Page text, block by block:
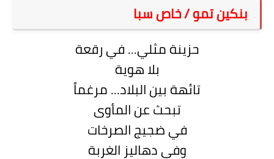
أعداد جريدة سبا
بنكين تمو / خاص سبا
حزينة مثلي... في رقعة
بلا هوية
تائهة بين البلاد... مرغماً
تبحث عن المأوى
في ضجيج الصرخات
وفي دهاليز الغربة